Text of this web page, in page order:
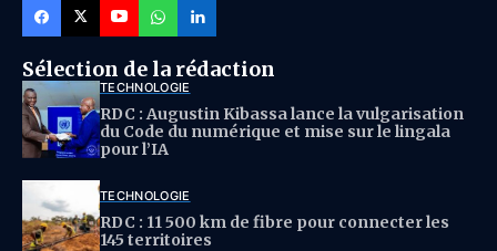
Sélection de la rédaction
TECHNOLOGIE
RDC : Augustin Kibassa lance la vulgarisation
du Code du numérique et mise sur le lingala
pour l’IA
TECHNOLOGIE
RDC : 11 500 km de fibre pour connecter les
145 territoires